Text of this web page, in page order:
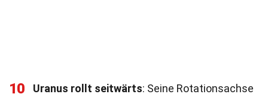
10 Uranus rollt seitwärts: Seine Rotationsachse